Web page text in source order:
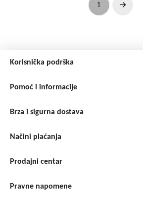
1 Next
Korisnička podrška
Pomoć i informacije
Brza i sigurna dostava
Načini plaćanja
Prodajni centar
Pravne napomene